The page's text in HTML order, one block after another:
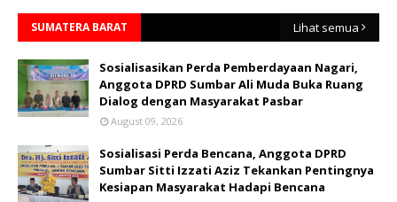
SUMATERA BARAT Lihat semua
Sosialisasikan Perda Pemberdayaan Nagari,
Anggota DPRD Sumbar Ali Muda Buka Ruang
Dialog dengan Masyarakat Pasbar
August 09, 2026
Sosialisasi Perda Bencana, Anggota DPRD
Sumbar Sitti Izzati Aziz Tekankan Pentingnya
Kesiapan Masyarakat Hadapi Bencana